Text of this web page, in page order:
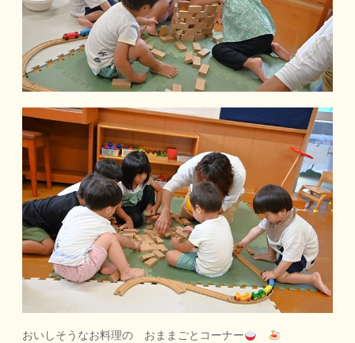
おいしそうなお料理の おままごとコーナー